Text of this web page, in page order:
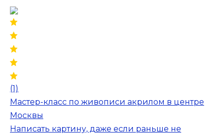
(1)
Мастер-класс по живописи акрилом в центре
Москвы
Написать картину, даже если раньше не